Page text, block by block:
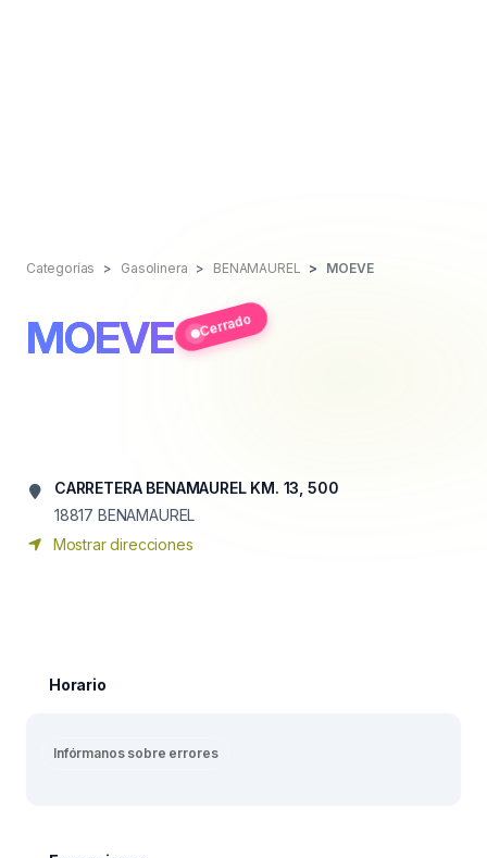
Categorías Gasolinera BENAMAUREL MOEVE
MOEVE Cerrado
CARRETERA BENAMAUREL KM. 13, 500
18817 BENAMAUREL
Mostrar direcciones
Horario
Infórmanos sobre errores